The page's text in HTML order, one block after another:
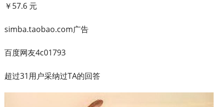
￥57.6 元
simba.taobao.com广告
百度网友4c01793
超过31用户采纳过TA的回答